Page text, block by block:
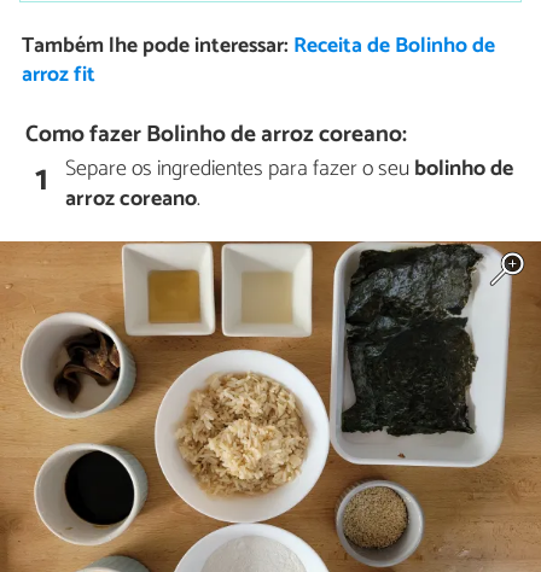
Também lhe pode interessar: Receita de Bolinho de
arroz fit
Como fazer Bolinho de arroz coreano:
1 Separe os ingredientes para fazer o seubolinho de
arroz coreano.